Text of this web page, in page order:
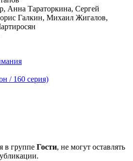
Анна Тараторкина, Сергей
Галкин, Михаил Жигалов,
/ 160 серия)
в группе Гости, не могут оставлять